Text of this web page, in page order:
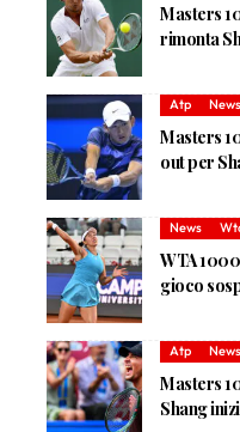
Masters
rimonta
Atp News
Masters
out per
News
WTA
gioco
Atp News
Masters
Shang